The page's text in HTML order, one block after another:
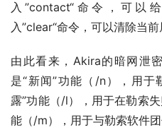
入”contact“命令，可以
入”clear“命令，可以清除当前
由此看来，Akira的暗网泄
是“新闻”功能（/n），用于
露”功能（/l），用于在勒索
能（/m），用于与勒索软件团